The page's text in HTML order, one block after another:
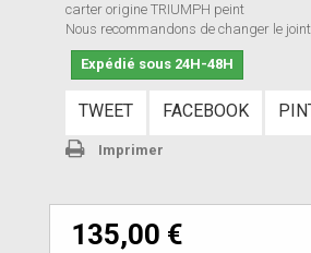
carter origine TRIUMPH peint
Nous recommandons de changer le
Expédié sous 24H-48H
TWEET FACEBOOK
Imprimer
135,00 €